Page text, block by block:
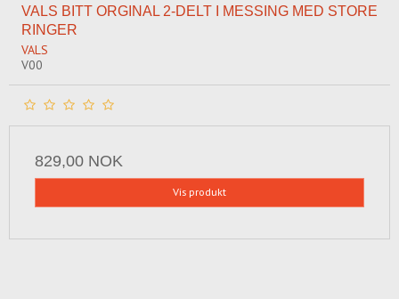
VALS BITT ORGINAL 2-DELT I MESSING MED STORE
RINGER
VALS
V00
829,00 NOK
Vis produkt